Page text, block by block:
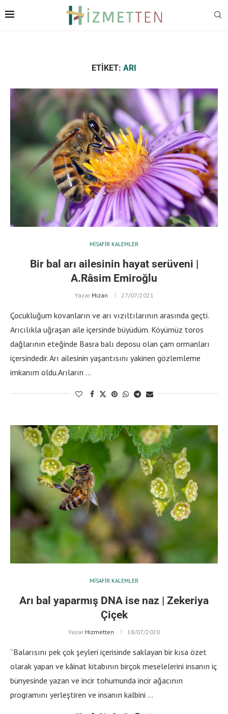
ETIKET: ARI
MISAFIR KALEMLER
Bir bal arı ailesinin hayat serüveni |
A.Râsim Emiroğlu
Yazar Mizan 27/07/2021
Çocukluğum kovanların ve arı vızıltılarının arasında geçti.
Arıcılıkla uğraşan aile içersinde büyüdüm. Köyümüz toros
dağlarının eteğinde Basra balı deposu olan çam ormanları
içersindedir. Arı ailesinin yaşantısını yakinen gözlemleme
imkanım oldu.Arıların …
MISAFIR KALEMLER
Arı bal yaparmış DNA ise naz | Zekeriya
Çiçek
Yazar Hizmetten 18/07/2020
“Balarısını pek çok şeyleri içerisinde saklayan bir kısa özet
olarak yapan ve kâinat kitabının birçok meselelerini insanın iç
bünyesinde yazan ve incir tohumunda incir ağacının
programını yerleştiren ve insanın kalbini …